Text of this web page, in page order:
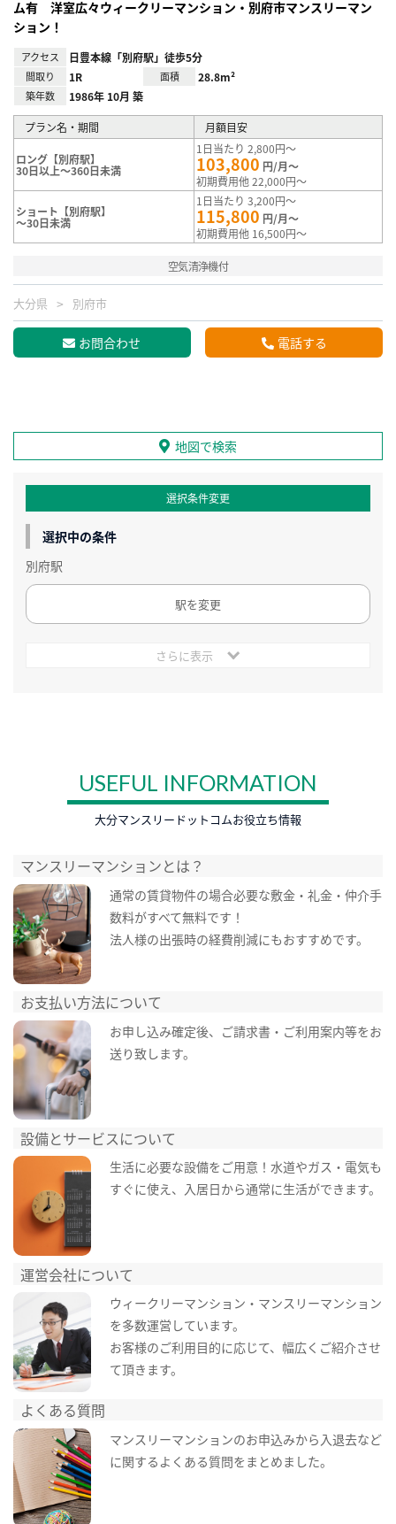
ム有 洋室広々ウィークリーマンション・別府市マンスリーマン
ション！
アクセス 日豊本線「別府駅」徒歩5分
間取り 1R 面積 28.8m²
築年数 1986年 10月 築
プラン名・期間 月額目安
ロング【別府駅】
30日以上～360日未満
1日当たり 2,800円～
103,800 円/月～
初期費用他 22,000円～
ショート【別府駅】
～30日未満
1日当たり 3,200円～
115,800 円/月～
初期費用他 16,500円～
空気清浄機付
大分県 別府市
お問合わせ 電話する
地図で検索
選択条件変更
選択中の条件
別府駅
駅を変更
さらに表示
USEFUL INFORMATION
大分マンスリードットコムお役立ち情報
マンスリーマンションとは？
通常の賃貸物件の場合必要な敷金・礼金・仲介手
数料がすべて無料です！
法人様の出張時の経費削減にもおすすめです。
お支払い方法について
お申し込み確定後、ご請求書・ご利用案内等をお
送り致します。
設備とサービスについて
生活に必要な設備をご用意！水道やガス・電気も
すぐに使え、入居日から通常に生活ができます。
運営会社について
ウィークリーマンション・マンスリーマンション
を多数運営しています。
お客様のご利用目的に応じて、幅広くご紹介させ
て頂きます。
よくある質問
マンスリーマンションのお申込みから入退去など
に関するよくある質問をまとめました。